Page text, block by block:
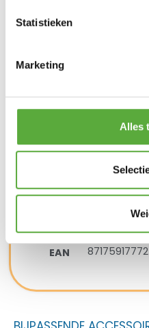
Statistieken
Marketing
Alles
Lengte
Platinum
Materiaal Graniet
Vierkant
Breedte 76 cm
SKU
6047
EAN